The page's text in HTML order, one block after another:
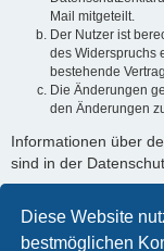
Diese Website
bestmöglichen
Mail mitgeteilt.
Der Nutzer ist
des Widerspruchs
bestehende
Die Änderungen
den Änderungen
Informationen über
sind in der